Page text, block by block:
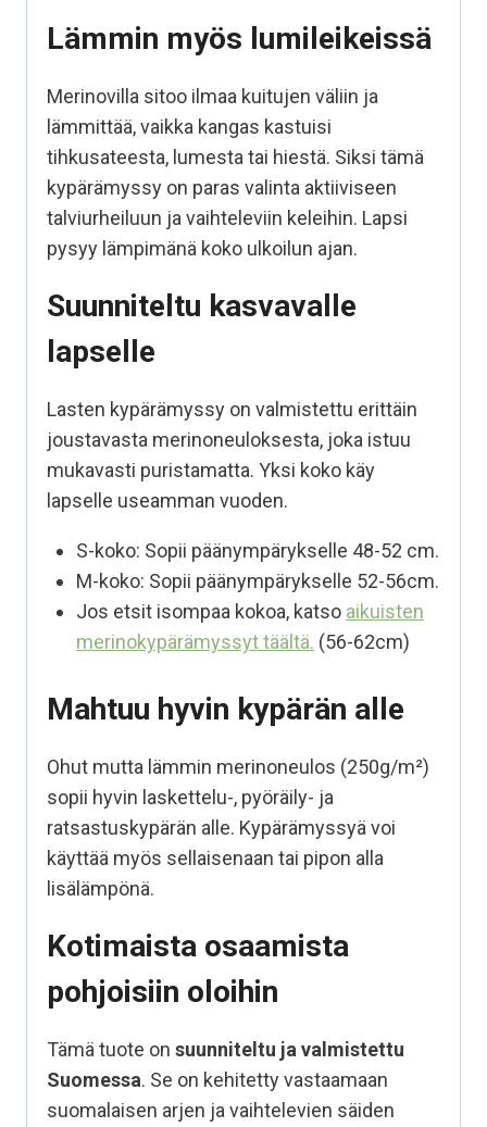
Lämmin myös lumileikeissä
Merinovilla sitoo ilmaa kuitujen väliin ja
lämmittää, vaikka kangas kastuisi
tihkusateesta, lumesta tai hiestä. Siksi tämä
kypärämyssy on paras valinta aktiiviseen
talviurheiluun ja vaihteleviin keleihin. Lapsi
pysyy lämpimänä koko ulkoilun ajan.
Suunniteltu kasvavalle
lapselle
Lasten kypärämyssy on valmistettu erittäin
joustavasta merinoneuloksesta, joka istuu
mukavasti puristamatta. Yksi koko käy
lapselle useamman vuoden.
S-koko: Sopii päänympärykselle 48-52 cm.
M-koko: Sopii päänympärykselle 52-56cm.
Jos etsit isompaa kokoa, katso aikuisten
merinokypärämyssyt täältä. (56-62cm)
Mahtuu hyvin kypärän alle
Ohut mutta lämmin merinoneulos (250g/m²)
sopii hyvin laskettelu-, pyöräily- ja
ratsastuskypärän alle. Kypärämyssyä voi
käyttää myös sellaisenaan tai pipon alla
lisälämpönä.
Kotimaista osaamista
pohjoisiin oloihin
Tämä tuote on suunniteltu ja valmistettu
Suomessa. Se on kehitetty vastaamaan
suomalaisen arjen ja vaihtelevien säiden